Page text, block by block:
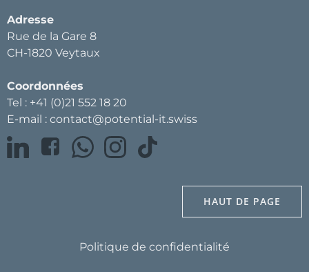
Adresse
Rue de la Gare 8
CH-1820 Veytaux
Coordonnées
Tel : +41 (0)21 552 18 20
E-mail : contact@potential-it.swiss
HAUT DE PAGE
Politique de confidentialité